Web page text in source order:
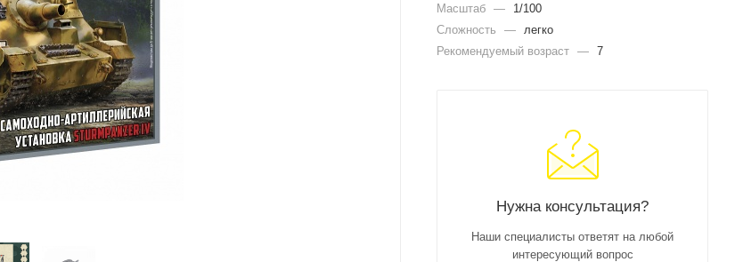
Масштаб —
1/100
Сложность
—
легко
Рекомендуемый возраст — 7
Нужна консультация?
Наши специалисты ответят на любой
интересующий вопрос